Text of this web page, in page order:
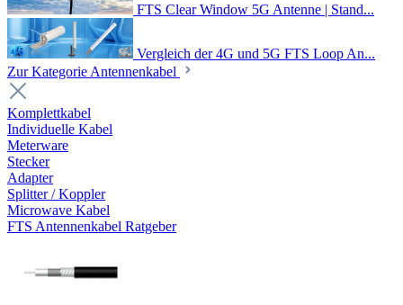
FTS Clear Window 5G Antenne | Stand...
Vergleich der 4G und 5G FTS Loop An...
Zur Kategorie Antennenkabel
Komplettkabel
Individuelle Kabel
Meterware
Stecker
Adapter
Splitter / Koppler
Microwave Kabel
FTS Antennenkabel Ratgeber